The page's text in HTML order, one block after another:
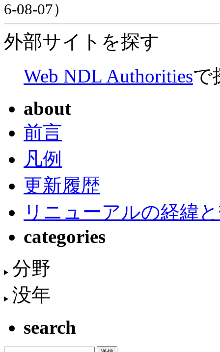
6-08-07）
外部サイトを探す
Web NDL Authoritiesで
about
前言
凡例
更新履歴
リニューアルの経緯
categories
分野
没年
search